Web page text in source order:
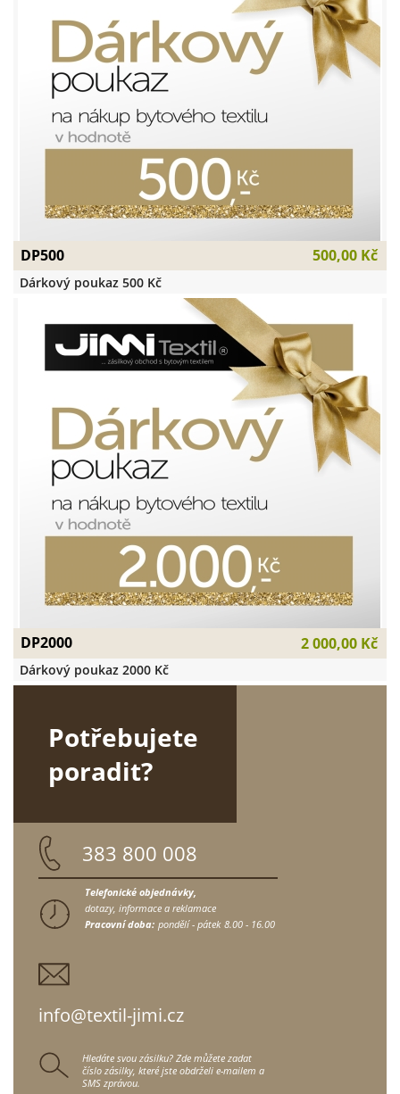
DP500 500,00 Kč
Dárkový poukaz 500 Kč
DP2000 2 000,00 Kč
Dárkový poukaz 2000 Kč
Potřebujete
poradit?
383 800 008
Telefonické objednávky,
dotazy, informace a reklamace
Pracovní doba: pondělí - pátek 8.00 - 16.00
info@textil-jimi.cz
Hledáte svou zásilku? Zde můžete zadat
číslo zásilky, které jste obdrželi e-mailem a
SMS zprávou.